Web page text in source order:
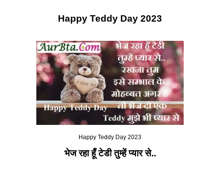
Happy Teddy Day 2023
Happy Teddy Day 2023
भेज रहा हूँ टेडी तुम्हें प्यार से..